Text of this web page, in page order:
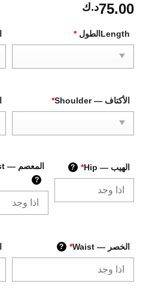
75.00د.ك
Lengthالطول *
الأكتاف — Shoulder *
المعصم — Wrist
?
الهيب — Hip *
?
الخصر — Waist *
?